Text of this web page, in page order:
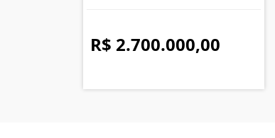
R$ 2.700.000,00